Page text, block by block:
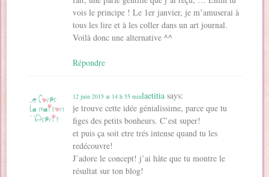
vois le principe ! Le 1er janvier, je m’amuserai à
tous les lire et à les coller dans un art journal.
Voilà donc une alternative ^^
Répondre
laetitia says:
12 juin 2015 at 14 h 55 min
je trouve cette idée génialissime, parce que tu
figes des petits bonheurs. C’est super!
et puis ça soit etre trés intense quand tu les
redécouvre!
J’adore le concept! j’ai hâte que tu montre le
résultat sur ton blog!